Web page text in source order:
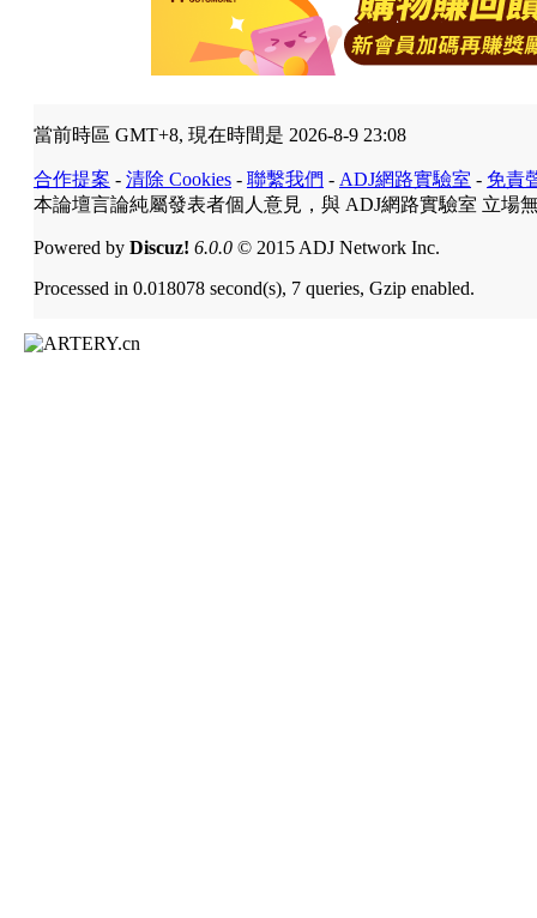
當前時區 GMT+8, 現在時間是 2026-8-9 23:08
合作提案 - 清除 Cookies - 聯繫我們 - ADJ網路實驗室 - 免責
本論壇言論純屬發表者個人意見，與 ADJ網路實驗室 立場
Powered by Discuz! 6.0.0 © 2015 ADJ Network Inc.
Processed in 0.018078 second(s), 7 queries, Gzip enabled.